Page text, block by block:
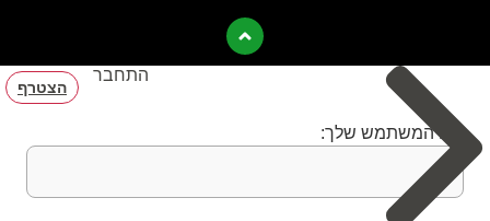
התחבר
הצטרף
שם המשתמש שלך: